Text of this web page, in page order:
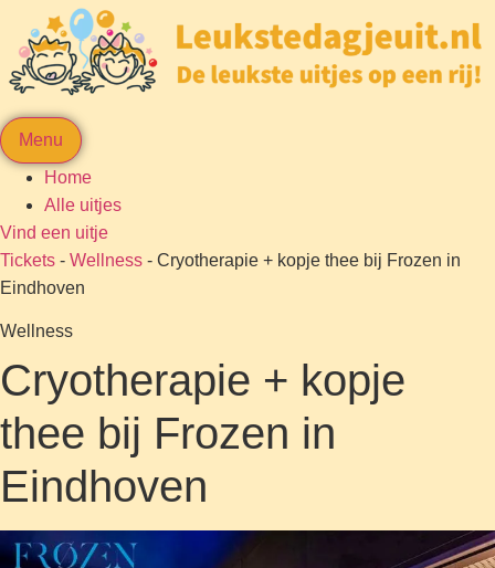
Menu
Home
Alle uitjes
Vind een uitje
Tickets - Wellness - Cryotherapie + kopje thee bij Frozen in
Eindhoven
Wellness
Cryotherapie + kopje
thee bij Frozen in
Eindhoven